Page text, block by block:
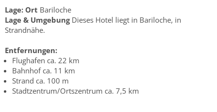
Lage: Ort Bariloche
Lage & UmgebungDieses Hotel liegt in Bariloche, in
Strandnähe.
Entfernungen:
Flughafen ca. 22 km
Bahnhof ca. 11 km
Strand ca. 100 m
Stadtzentrum/Ortszentrum ca. 7,5 km